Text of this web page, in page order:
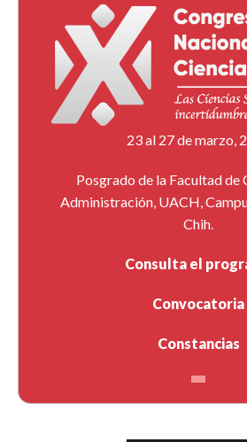
23 al 27 de marzo,
Posgrado de la Facultad de
Administración, UACH,
Chih.
Consulta el
Convocatoria
Constancias